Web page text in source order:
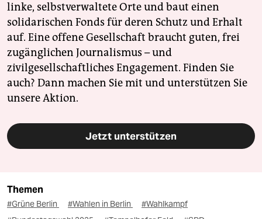
linke, selbstverwaltete Orte und baut einen
solidarischen Fonds für deren Schutz und Erhalt
auf. Eine offene Gesellschaft braucht guten, frei
zugänglichen Journalismus – und
zivilgesellschaftliches Engagement. Finden Sie
auch? Dann machen Sie mit und unterstützen Sie
unsere Aktion.
Jetzt unterstützen
Themen
#Grüne Berlin #Wahlen in Berlin
#Wahlkampf